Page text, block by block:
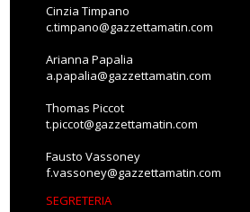
Cinzia Timpano
c.timpano@gazzettamatin.com
Arianna Papalia
a.papalia@gazzettamatin.com
Thomas Piccot
t.piccot@gazzettamatin.com
Fausto Vassoney
f.vassoney@gazzettamatin.com
SEGRETERIA